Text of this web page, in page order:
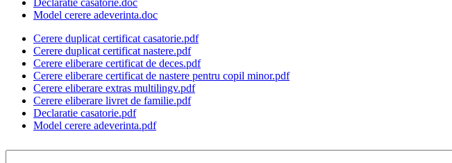
Model cerere adeverinta.doc
Cerere duplicat certificat casatorie.pdf
Cerere duplicat certificat nastere.pdf
Cerere eliberare certificat de deces.pdf
Cerere eliberare certificat de nastere pentru copil minor.pdf
Cerere eliberare extras multilingv.pdf
Cerere eliberare livret de familie.pdf
Declaratie casatorie.pdf
Model cerere adeverinta.pdf